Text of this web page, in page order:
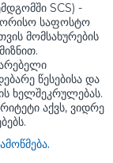
SCS) -
საფოსტო
მომსახურების
წესებისა და
ხელშეკრულებას.
აქვს, ვიდრე